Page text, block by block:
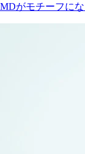
MDがモチーフに